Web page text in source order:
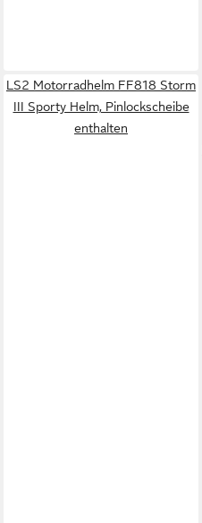
LS2 Motorradhelm FF818 Storm
III Sporty Helm, Pinlockscheibe
enthalten